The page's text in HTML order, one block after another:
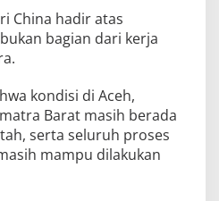
China hadir atas
bagian dari kerja
kondisi di Aceh,
Barat masih berada
serta seluruh proses
mampu dilakukan